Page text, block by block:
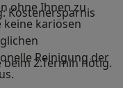
Kostenersparnis
beim 2.Termin nötig.
ohne Ihnen zu
keine kariösen
Reinigung der